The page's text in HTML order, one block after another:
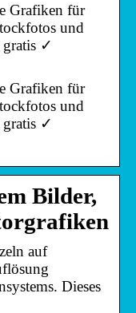
Grafiken für
und
✓
Grafiken für
und
✓
Bilder,
auf
Dieses